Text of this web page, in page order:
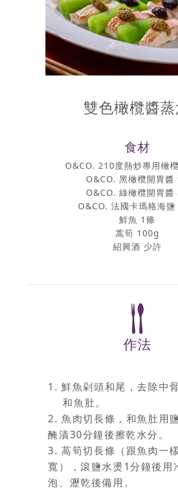
雙色橄欖醬蒸
食材
O&CO. 210度熱炒專用橄
O&CO. 黑橄欖開胃醬
O&CO. 綠橄欖開胃醬
O&CO. 法國卡瑪格海鹽
鮮魚 1條
蒿筍 100g
紹興酒 少許
作法
1.鮮魚剁頭和尾，去除中
和魚肚。
2.魚肉切長條，和魚肚用
醃漬30分鐘後擦乾水分。
3.萵筍切長條（跟魚肉一
寬），滾鹽水燙1分鐘後用
泡、瀝乾後備用。